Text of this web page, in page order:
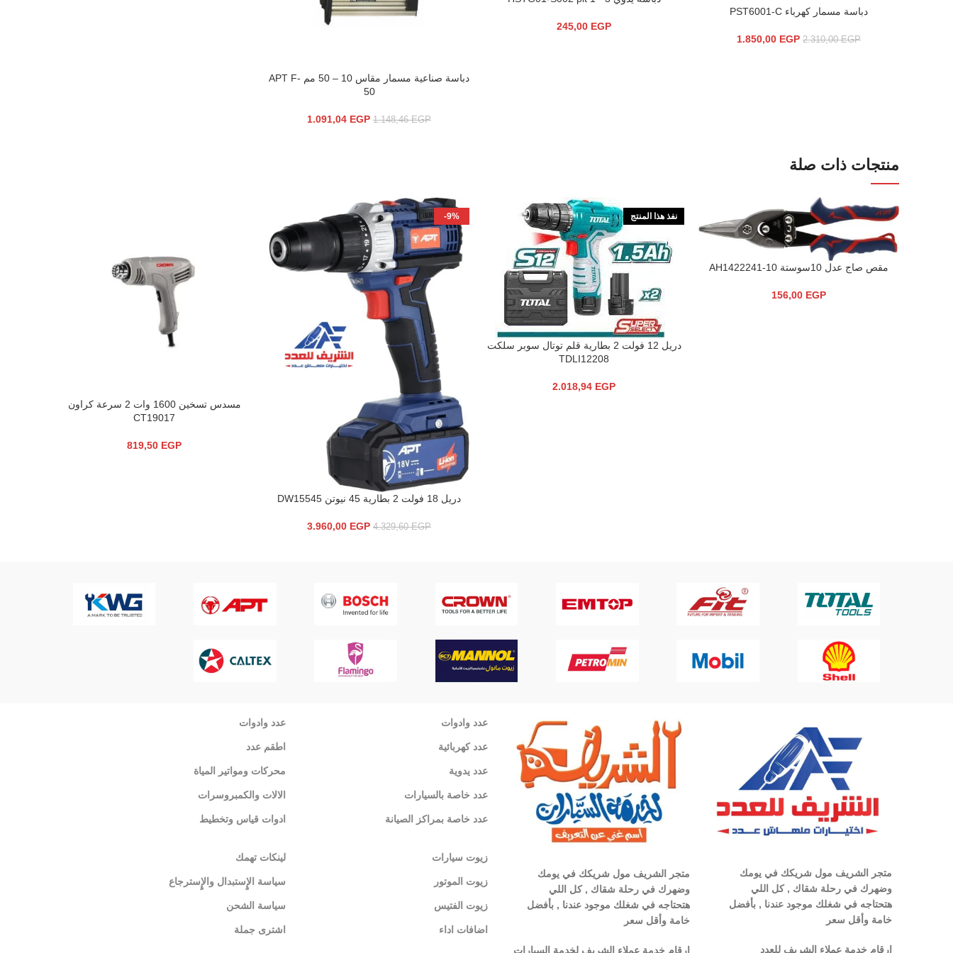
إضافة إلى السلة
دباسة مسمار كهرباء PST6001-C
2.310,00EGP
1.850,00 EGP
245,00 EGP
إضافة إلى السلة
دباسة صناعية مسمار مقاس 10 – 50 مم APT F-
50
1.148,46EGP
1.091,04 EGP
منتجات ذات صلة
إضافة إلى السلة
مقص صاج عدل 10سوستة AH1422241-10
156,00 EGP
نفذ هذا المنتج
قراءة المزيد
دريل 12 فولت 2 بطارية قلم توتال سوبر سلكت
TDLI12208
2.018,94 EGP
-9%
إضافة إلى السلة
دريل 18 فولت 2 بطارية 45 نيوتن DW15545
4.329,60EGP
3.960,00 EGP
إضافة إلى السلة
مسدس تسخين 1600 وات 2 سرعة كراون
CT19017
819,50 EGP
متجر الشريف مول شريكك في يومك
وضهرك في رحلة شقاك , كل اللي
هتحتاجه في شغلك موجود عندنا , بأفضل
خامة وأقل سعر
ارقام خدمة عملاء الشريف للعدد
متجر الشريف مول شريكك في يومك
وضهرك في رحلة شقاك , كل اللي
هتحتاجه في شغلك موجود عندنا , بأفضل
خامة وأقل سعر
ارقام خدمة عملاء الشريف لخدمة السيارات
عدد وادوات
عدد كهربائية
عدد يدوية
عدد خاصة بالسيارات
عدد خاصة بمراكز الصيانة
زيوت سيارات
زيوت الموتور
زيوت الفتيس
اضافات اداء
عدد وادوات
اطقم عدد
محركات ومواتير المياة
الالات والكمبروسرات
ادوات قياس وتخطيط
لينكات تهمك
سياسة الإٍستبدال والإٍسترجاع
سياسة الشحن
اشترى جملة